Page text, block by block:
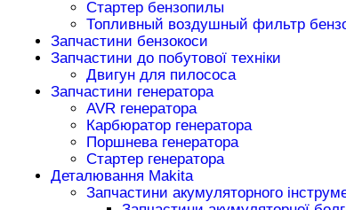
Стартер бензопилы
Топливный воздушный фильтр
Запчастини бензокоси
Запчастини до побутової техніки
Двигун для пилососа
Запчастини генератора
AVR генератора
Карбюратор генератора
Поршнева генератора
Стартер генератора
Деталювання Makita
Запчастини акумуляторного